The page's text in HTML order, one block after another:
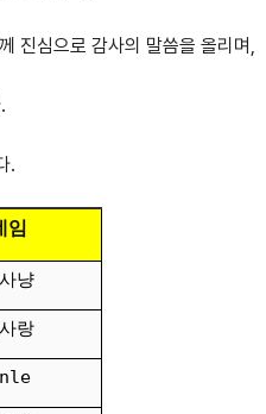
진심으로 감사의 말씀을 올리며,
.
임
냥
랑